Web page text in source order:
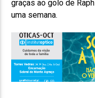
graças ao golo de
uma semana.